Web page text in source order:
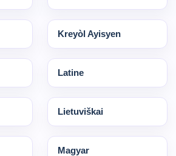
Kreyòl Ayisyen
Latine
Lietuviškai
Magyar